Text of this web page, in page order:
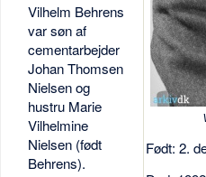
Født: 2.
Vilhelm Behrens
var søn af
cementarbejder
Johan Thomsen
Nielsen og
hustru Marie
Vilhelmine
Nielsen (født
Behrens).